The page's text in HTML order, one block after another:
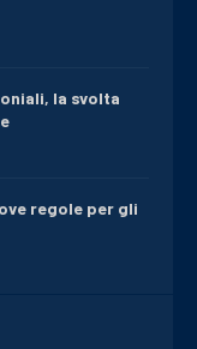
la svolta
regole per gli